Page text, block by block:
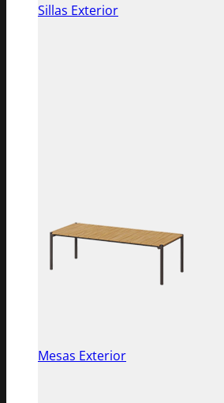
Sillas Exterior
Mesas Exterior